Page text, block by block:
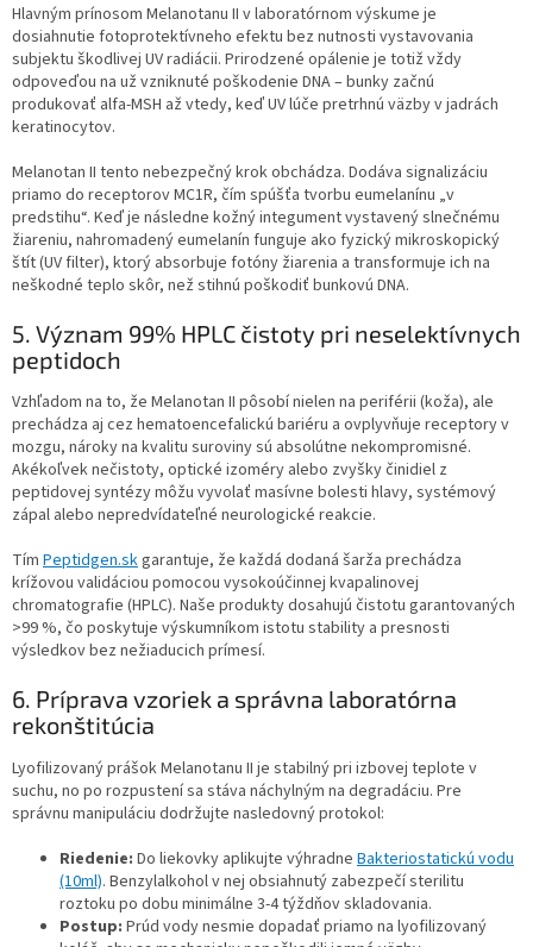
Hlavným prínosom Melanotanu II v laboratórnom výskume je
dosiahnutie fotoprotektívneho efektu bez nutnosti vystavovania
subjektu škodlivej UV radiácii. Prirodzené opálenie je totiž vždy
odpoveďou na už vzniknuté poškodenie DNA – bunky začnú
produkovať alfa-MSH až vtedy, keď UV lúče pretrhnú väzby v jadrách
keratinocytov.
Melanotan II tento nebezpečný krok obchádza. Dodáva signalizáciu
priamo do receptorov MC1R, čím spúšťa tvorbu eumelanínu „v
predstihu“. Keď je následne kožný integument vystavený slnečnému
žiareniu, nahromadený eumelanín funguje ako fyzický mikroskopický
štít (UV filter), ktorý absorbuje fotóny žiarenia a transformuje ich na
neškodné teplo skôr, než stihnú poškodiť bunkovú DNA.
5. Význam 99% HPLC čistoty pri neselektívnych
peptidoch
Vzhľadom na to, že Melanotan II pôsobí nielen na periférii (koža), ale
prechádza aj cez hematoencefalickú bariéru a ovplyvňuje receptory v
mozgu, nároky na kvalitu suroviny sú absolútne nekompromisné.
Akékoľvek nečistoty, optické izoméry alebo zvyšky činidiel z
peptidovej syntézy môžu vyvolať masívne bolesti hlavy, systémový
zápal alebo nepredvídateľné neurologické reakcie.
Tím Peptidgen.skgarantuje, že každá dodaná šarža prechádza
krížovou validáciou pomocou vysokoúčinnej kvapalinovej
chromatografie (HPLC). Naše produkty dosahujú čistotu garantovaných
>99 %, čo poskytuje výskumníkom istotu stability a presnosti
výsledkov bez nežiaducich prímesí.
6. Príprava vzoriek a správna laboratórna
rekonštitúcia
Lyofilizovaný prášok Melanotanu II je stabilný pri izbovej teplote v
suchu, no po rozpustení sa stáva náchylným na degradáciu. Pre
správnu manipuláciu dodržujte nasledovný protokol:
Riedenie: Do liekovky aplikujte výhradne Bakteriostatickú vodu
(10ml). Benzylalkohol v nej obsiahnutý zabezpečí sterilitu
roztoku po dobu minimálne 3-4 týždňov skladovania.
Postup: Prúd vody nesmie dopadať priamo na lyofilizovaný